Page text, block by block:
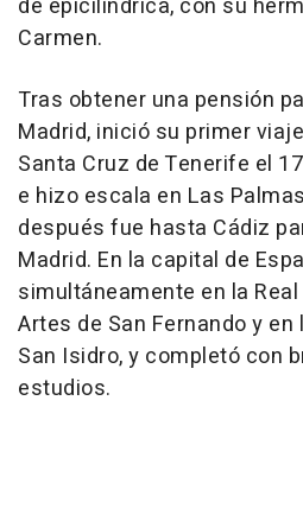
de epicilíndrica, con su
Carmen.
Tras obtener una pensión
Madrid, inició su primer
Santa Cruz de Tenerife el
e hizo escala en Las
después fue hasta Cádiz
Madrid. En la capital de
simultáneamente en la
Artes de San Fernando y
San Isidro, y completó con
estudios.